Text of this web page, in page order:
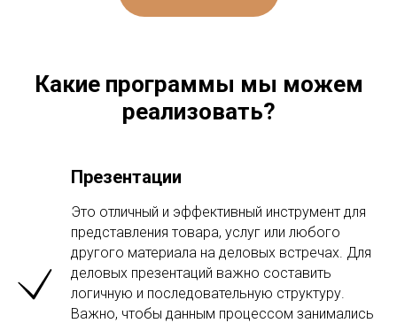
Какие программы мы можем
реализовать?
Презентации
Это отличный и эффективный инструмент для
представления товара, услуг или любого
другого материала на деловых встречах. Для
деловых презентаций важно составить
логичную и последовательную структуру.
Важно, чтобы данным процессом занимались